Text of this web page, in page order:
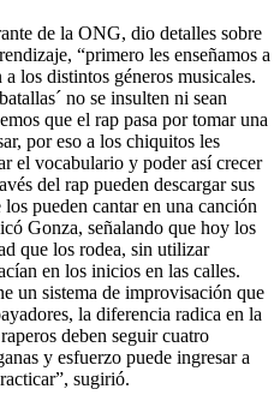
de la ONG, dio detalles sobre
“primero les enseñamos a
los distintos géneros musicales.
no se insulten ni sean
que el rap pasa por tomar una
por eso a los chiquitos les
el vocabulario y poder así crecer
del rap pueden descargar sus
pueden cantar en una canción
Gonza, señalando que hoy los
que los rodea, sin utilizar
en los inicios en las calles.
un sistema de improvisación que
la diferencia radica en la
deben seguir cuatro
y esfuerzo puede ingresar a
sugirió.